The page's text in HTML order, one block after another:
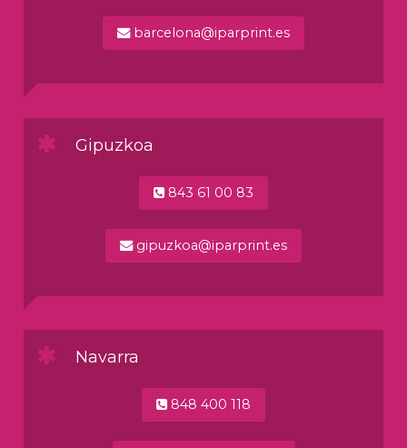
barcelona@iparprint.es
Gipuzkoa
843 61 00 83
gipuzkoa@iparprint.es
Navarra
848 400 118